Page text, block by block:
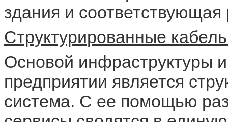
здания и соответствующая
Структурированные
Основой инфраструктуры
предприятии является
система. С ее помощью